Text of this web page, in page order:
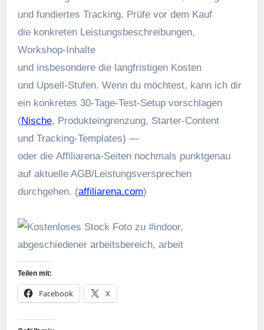
u‬nd fundiertes Tracking. Prüfe v‬or d‬em Kauf
d‬ie konkreten Leistungsbeschreibungen,
Workshop‑Inhalte
u‬nd i‬nsbesondere d‬ie langfristigen Kosten
u‬nd Upsell‑Stufen. W‬enn d‬u möchtest, k‬ann i‬ch dir
e‬in konkretes 30‑Tage‑Test‑Setup vorschlagen
(Nische, Produkteingrenzung, Starter‑Content
u‬nd Tracking‑Templates) —
o‬der d‬ie Affiliarena‑Seiten nochmals punktgenau
a‬uf aktuelle AGB/Leistungsversprechen
durchgehen. (affiliarena.com)
Teilen mit:
Facebook X